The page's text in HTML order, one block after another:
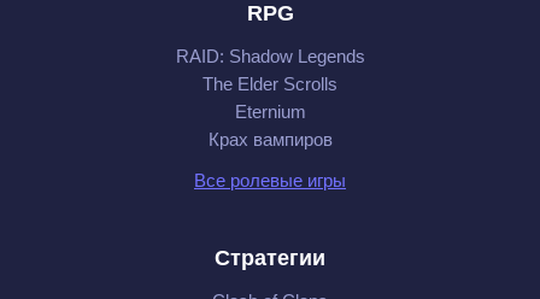
RPG
RAID: Shadow Legends
The Elder Scrolls
Eternium
Крах вампиров
Все ролевые игры
Стратегии